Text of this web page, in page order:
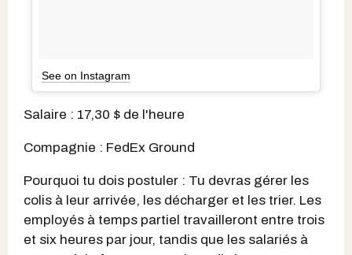
See on Instagram
Salaire : 17,30 $ de l'heure
Compagnie : FedEx Ground
Pourquoi tu dois postuler : Tu devras gérer les
colis à leur arrivée, les décharger et les trier. Les
employés à temps partiel travailleront entre trois
et six heures par jour, tandis que les salariés à